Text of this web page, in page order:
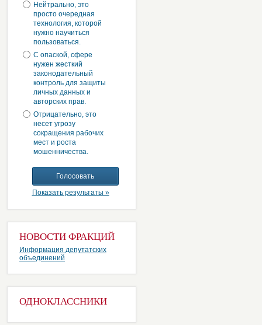
Нейтрально, это
просто очередная
технология, которой
нужно научиться
пользоваться.
С опаской, сфере
нужен жесткий
законодательный
контроль для защиты
личных данных и
авторских прав.
Отрицательно, это
несет угрозу
сокращения рабочих
мест и роста
мошенничества.
Показать результаты »
НОВОСТИ ФРАКЦИЙ
Информация депутатских
объединений
ОДНОКЛАССНИКИ